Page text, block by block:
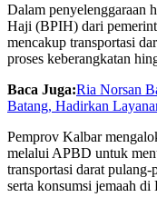
Dalam penyelenggaraan
Haji (BPIH) dari
mencakup transportasi
proses keberangkatan
Baca Juga:Ria Norsan
Batang, Hadirkan
Pemprov Kalbar
melalui APBD untuk
transportasi darat
serta konsumsi jemaah di